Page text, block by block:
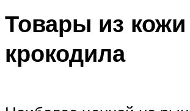
Товары из кожи
крокодила